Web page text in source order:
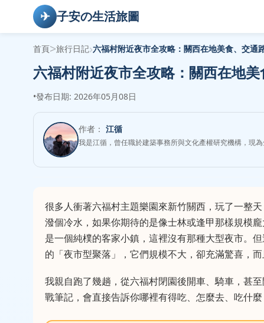
✈ 子安の生活旅圖
首頁>旅行日記›六福村附近夜市全攻略：關西在地美食、交通
六福村附近夜市全攻略：關西在地
•發布日期: 2026年05月08日
作者： 江循
我是江循，曾任職於建築事務所與文化產權研究機構，現
很多人衝著六福村主題樂園來新竹關西，玩了一整
潑個冷水，如果你期待的是像士林或逢甲那樣規模
是一個純樸的客家小鎮，這裡沒有那種大型夜市。
的「夜市型聚落」，它們規模不大，卻充滿驚喜，而
我親自跑了幾趟，從六福村閉園後開車、騎車，甚
戰筆記，會直接告訴你哪裡有得吃、怎麼去、吃什